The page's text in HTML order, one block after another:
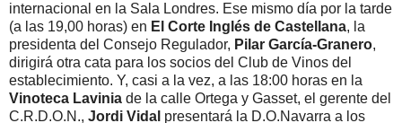
internacional en la Sala Londres. Ese mismo día por la tarde
(a las 19,00 horas) en El Corte Inglés de Castellana, la
presidenta del Consejo Regulador, Pilar García-Granero,
dirigirá otra cata para los socios del Club de Vinos del
establecimiento. Y, casi a la vez, a las 18:00 horas en la
Vinoteca Lavinia de la calle Ortega y Gasset, el gerente del
C.R.D.O.N., Jordi Vidal presentará la D.O.Navarra a los